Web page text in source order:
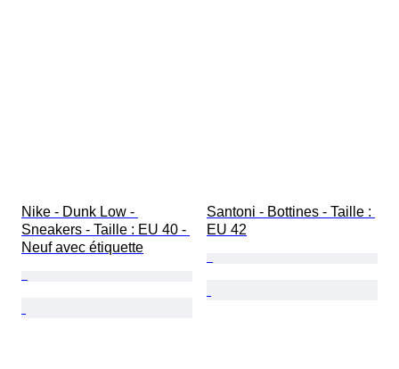
Nike - Dunk Low -
Sneakers - Taille : EU 40 -
Neuf avec étiquette
Santoni - Bottines - Taille :
EU 42